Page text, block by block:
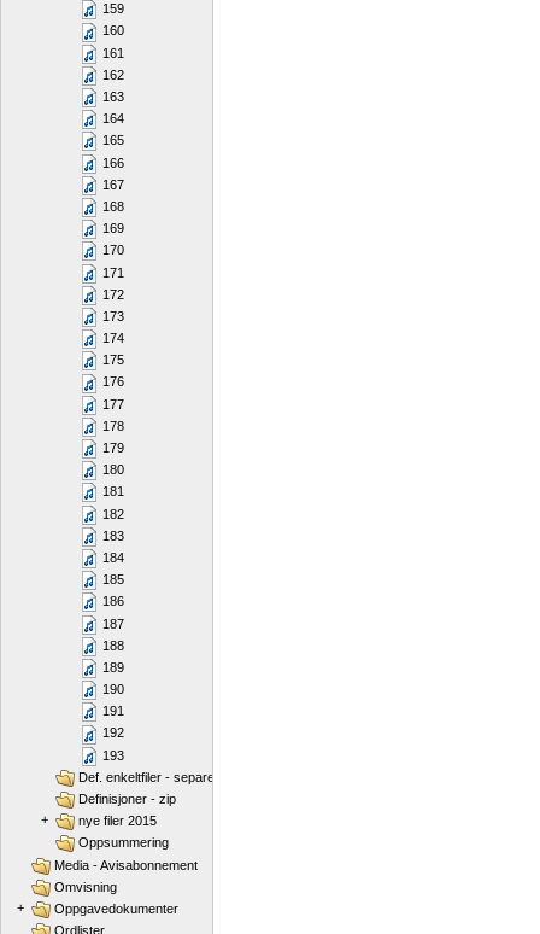
159
160
161
162
163
164
165
166
167
168
169
170
171
172
173
174
175
176
177
178
179
180
181
182
183
184
185
186
187
188
189
190
191
192
193
Def. enkeltfiler - separert
Definisjoner - zip
+
nye filer 2015
Oppsummering
Media - Avisabonnement
Omvisning
+
Oppgavedokumenter
Ordlister